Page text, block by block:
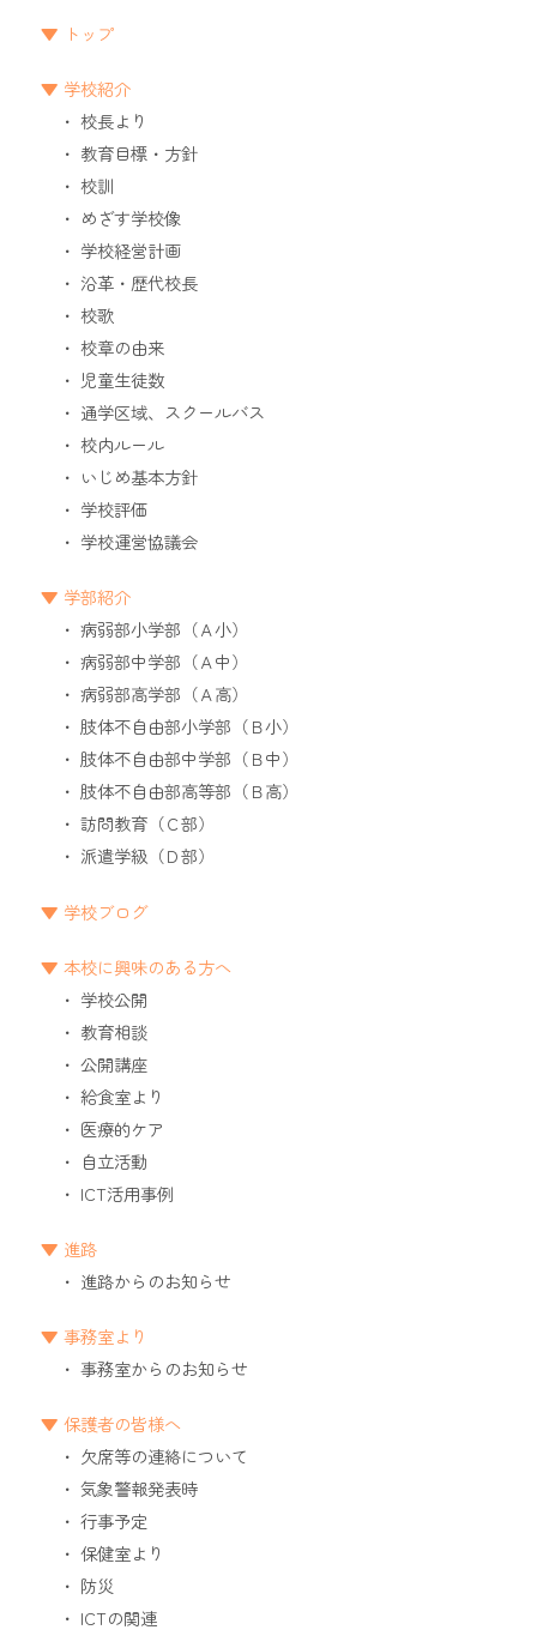
トップ
学校紹介
校長より
教育目標・方針
校訓
めざす学校像
学校経営計画
沿革・歴代校長
校歌
校章の由来
児童生徒数
通学区域、スクールバス
校内ルール
いじめ基本方針
学校評価
学校運営協議会
学部紹介
病弱部小学部（Ａ小）
病弱部中学部（Ａ中）
病弱部高学部（Ａ高）
肢体不自由部小学部（Ｂ小）
肢体不自由部中学部（Ｂ中）
肢体不自由部高等部（Ｂ高）
訪問教育（Ｃ部）
派遣学級（Ｄ部）
学校ブログ
本校に興味のある方へ
学校公開
教育相談
公開講座
給食室より
医療的ケア
自立活動
ICT活用事例
進路
進路からのお知らせ
事務室より
事務室からのお知らせ
保護者の皆様へ
欠席等の連絡について
気象警報発表時
行事予定
保健室より
防災
ICTの関連